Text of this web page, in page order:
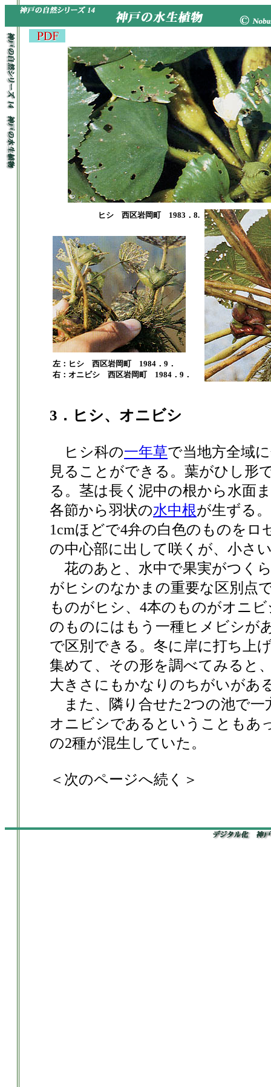
ヒシ 西区岩岡町 1983．8.
左：ヒシ 西区岩岡町 1984．9．
右：オニビシ 西区岩岡町 1984．9．
3．ヒシ、オニビシ
ヒシ科の一年草で当地方全域
見ることができる。葉がひし形
る。茎は長く泥中の根から水面
各節から羽状の水中根が生ずる
1cmほどで4弁の白色のものをロ
の中心部に出して咲くが、小さ
花のあと、水中で果実がつく
がヒシのなかまの重要な区別点
ものがヒシ、4本のものがオニ
のものにはもう一種ヒメビシが
で区別できる。冬に岸に打ち上
集めて、その形を調べてみると
大きさにもかなりのちがいがあ
また、隣り合せた2つの池で一
オニビシであるということもあ
の2種が混生していた。
＜次のページへ続く＞